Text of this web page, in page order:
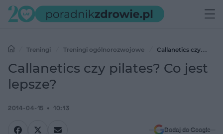
Treningi Treningi ogólnorozwojowe
Callanetics czy
pilates? Co jest lepsze?
Callanetics czy pilates? Co jest
lepsze?
2014-04-15 10:13
Dodaj do Google